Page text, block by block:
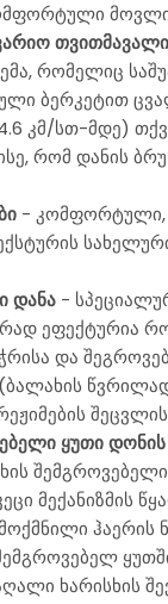
თვითმავალი
რომელიც
ბერკეტით
კმ/სთ-მდე)
რომ დანის
-
დანა -
ეფექტურია
და
ყუთი
მექანიზმის
ჰაერის
ხარისხის